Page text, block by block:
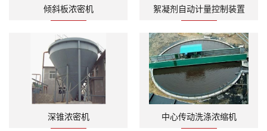
倾斜板浓密机
深锥浓密机
絮凝剂自动计量控制装置
中心传动洗涤浓缩机